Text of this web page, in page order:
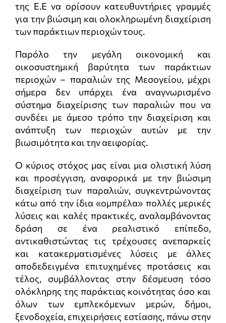
της Ε.Ε να ορίσουν κατευθυντήριες γραμμές
για την βιώσιμη και ολοκληρωμένη διαχείριση
των παράκτιων περιοχών τους.
Παρόλο την μεγάλη οικονομική και
οικοσυστημική βαρύτητα των παράκτιων
περιοχών – παραλιών της Μεσογείου, μέχρι
σήμερα δεν υπάρχει ένα αναγνωρισμένο
σύστημα διαχείρισης των παραλιών που να
συνδέει με άμεσο τρόπο την διαχείριση και
ανάπτυξη των περιοχών αυτών με την
βιωσιμότητα και την αειφορίας.
Ο κύριος στόχος μας είναι μια ολιστική λύση
και προσέγγιση, αναφορικά με την βιώσιμη
διαχείριση των παραλιών, συγκεντρώνοντας
κάτω από την ίδια «ομπρέλα» πολλές μερικές
λύσεις και καλές πρακτικές, αναλαμβάνοντας
δράση σε ένα ρεαλιστικό επίπεδο,
αντικαθιστώντας τις τρέχουσες ανεπαρκείς
και κατακερματισμένες λύσεις με άλλες
αποδεδειγμένα επιτυχημένες προτάσεις και
τέλος, συμβάλλοντας στην δέσμευση τόσο
ολόκληρης της παράκτιας κοινότητας όσο και
όλων των εμπλεκόμενων μερών, δήμοι,
ξενοδοχεία, επιχειρήσεις εστίασης, πάνω στην